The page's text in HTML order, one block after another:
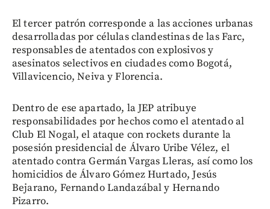
El tercer patrón corresponde a las acciones urbanas
desarrolladas por células clandestinas de las Farc,
responsables de atentados con explosivos y
asesinatos selectivos en ciudades como Bogotá,
Villavicencio, Neiva y Florencia.
Dentro de ese apartado, la JEP atribuye
responsabilidades por hechos como el atentado al
Club El Nogal, el ataque con rockets durante la
posesión presidencial de Álvaro Uribe Vélez, el
atentado contra Germán Vargas Lleras, así como los
homicidios de Álvaro Gómez Hurtado, Jesús
Bejarano, Fernando Landazábal y Hernando
Pizarro.